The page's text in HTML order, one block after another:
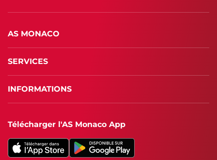
AS MONACO
SERVICES
INFORMATIONS
Télécharger l'AS Monaco App